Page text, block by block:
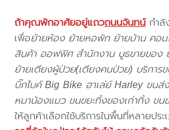
ถ้าคุณพักอาศัยอยู่แถวถนนจันทน์กำลั
เพื่อย้ายห้อง ย้ายหอพัก ย้ายบ้าน คอน
สินค้า ออฟฟิศ สำนักงาน บูธขายของ
ย้ายเตียงผู้ป่วย(เตียงคนป่วย) บริการ
บิ๊กไบค์ Big Bike ฮาเล่ย์ Harley ขน
หมาน้องแมว ขนขยะทิ้งของเก่าทิ้ง ขน
ให้ลูกค้าเลือกใช้บริการในพื้นที่หลายปร